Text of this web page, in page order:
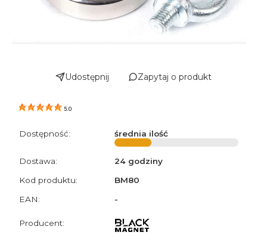
Udostępnij Zapytaj o produkt
5.0
Dostępność: średnia ilość
Dostawa:
24 godziny
Kod produktu:
BM80
EAN:
-